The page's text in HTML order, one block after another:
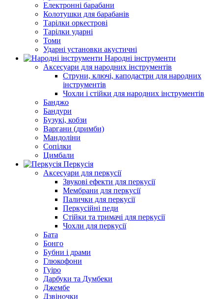
Електронні барабани
Колотушки для барабанів
Тарілки оркестрові
Тарілки ударні
Томи
Ударні установки акустичні
Народні інструменти
Аксесуари для народних інструментів
Струни, ключі, каподастри для народних
інструментів
Чохли і стійки для народних інструментів
Банджо
Бандури
Бузукі, кобзи
Варгани (дримби)
Мандоліни
Сопілки
Цимбали
Перкусія
Аксесуари для перкусії
Звукові ефекти для перкусії
Мембрани для перкусії
Палички для перкусії
Перкусійні педи
Стійки та тримачі для перкусії
Чохли для перкусії
Бата
Бонго
Бубни і драми
Глюкофони
Гуіро
Дарбуки та Думбеки
Джембе
Дзвіночки